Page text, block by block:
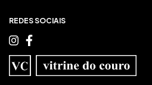
REDES SOCIAIS